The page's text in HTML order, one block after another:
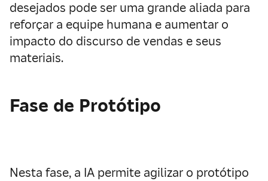
desejados pode ser uma grande aliada para
reforçar a equipe humana e aumentar o
impacto do discurso de vendas e seus
materiais.
Fase de Protótipo
Nesta fase, a IA permite agilizar o protótipo